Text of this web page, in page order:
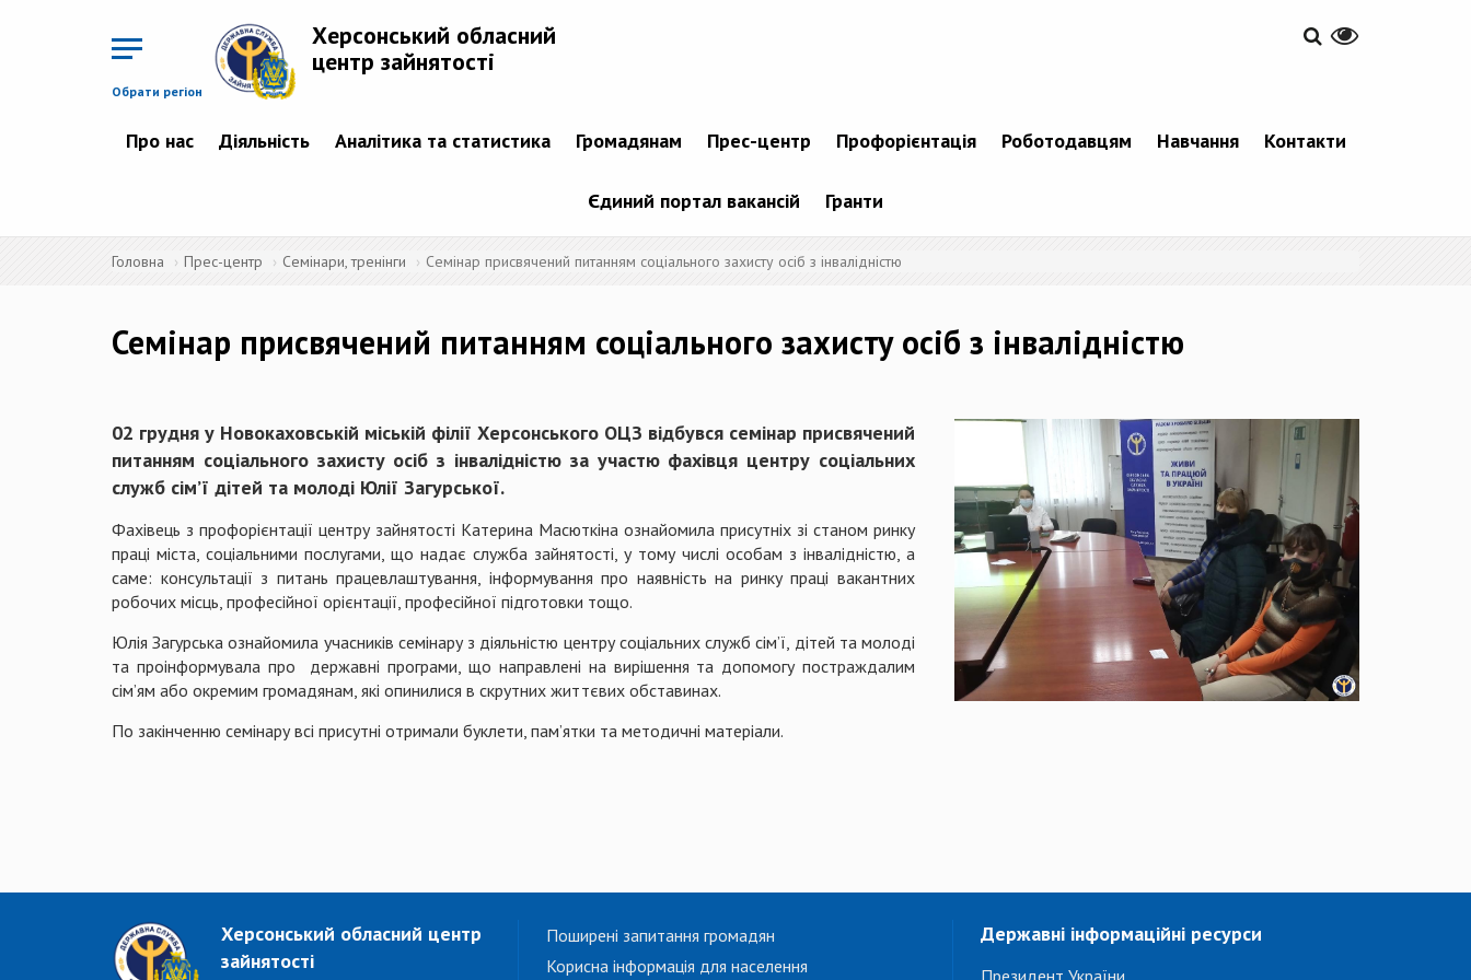
Обрати регіон
Херсонський обласний
центр зайнятості
Про нас Діяльність Аналітика та статистика Громадянам Прес-центр Профорієнтація Роботодавцям Навчання Контакти
Єдиний портал вакансій Гранти
Головна Прес-центр Семінари, тренінги Семінар присвячений питанням соціального захисту осіб з інвалідністю
Семінар присвячений питанням соціального захисту осіб з інвалідністю
02 грудня у Новокаховській міській філії Херсонського ОЦЗ відбувся семінар присвячений
питанням соціального захисту осіб з інвалідністю за участю фахівця центру соціальних
служб сім’ї дітей та молоді Юлії Загурської.
Фахівець з профорієнтації центру зайнятості Катерина Масюткіна ознайомила присутніх зі станом ринку
праці міста, соціальними послугами, що надає служба зайнятості, у тому числі особам з інвалідністю, а
саме: консультації з питань працевлаштування, інформування про наявність на ринку праці вакантних
робочих місць, професійної орієнтації, професійної підготовки тощо.
Юлія Загурська ознайомила учасників семінару з діяльністю центру соціальних служб сім’ї, дітей та молоді
та проінформувала про державні програми, що направлені на вирішення та допомогу постраждалим
сім’ям або окремим громадянам, які опинилися в скрутних життєвих обставинах.
По закінченню семінару всі присутні отримали буклети, пам’ятки та методичні матеріали.
Херсонський обласний центр
зайнятості
Поширені запитання громадян
Корисна інформація для населення
Державні інформаційні ресурси
Президент України